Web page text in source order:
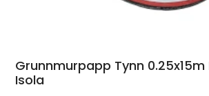
Grunnmurpapp Tynn 0.25x15m
Isola